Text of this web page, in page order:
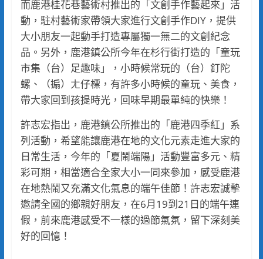
而鹿港桂花巷藝術村推出的「文創手作藝起來」活
動，駐村藝術家帶領大家進行文創手作DIY，提供
大小朋友一起動手打造專屬獨一無二的文創紀念
品。另外，鹿港鎮公所今年在杉行街打造的「童玩
市集（台）足趣味」，小時候常玩的（台）釘陀
螺、（搧）ㄤ仔標，有許多小時候的童玩、美食，
帶大家回到孩提時光，回味早期最單純的快樂！
許志宏指出，鹿港鎮公所推出的「鹿港四季紅」系
列活動，希望能讓鹿港在地的文化元素走進大家的
日常生活，今年的「夏鬧端陽」活動豐富多元、精
彩可期，相當適合全家大小一同來參加，感受鹿港
在地熱鬧又充滿文化氣息的端午佳節！許志宏誠摯
邀請全國的鄉親好朋友，在6月19到21日的端午連
假，前來鹿港感受不一樣的過節氣氛，留下深刻美
好的回憶！